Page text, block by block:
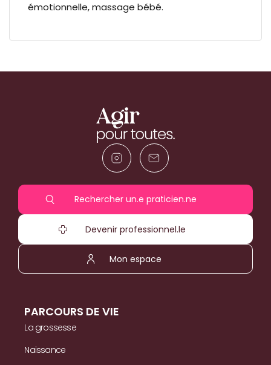
émotionnelle, massage bébé.
Rechercher un.e praticien.ne
Devenir professionnel.le
Mon espace
PARCOURS DE VIE
La grossesse
Naissance